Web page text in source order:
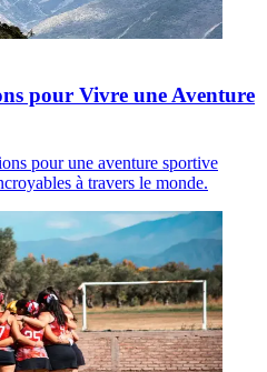
pour Vivre une Aventure
pour une aventure sportive
à travers le monde.